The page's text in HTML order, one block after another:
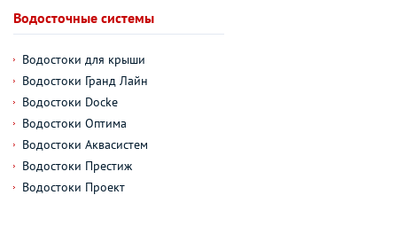
Водосточные системы
Водостоки для крыши
Водостоки Гранд Лайн
Водостоки Docke
Водостоки Оптима
Водостоки Аквасистем
Водостоки Престиж
Водостоки Проект